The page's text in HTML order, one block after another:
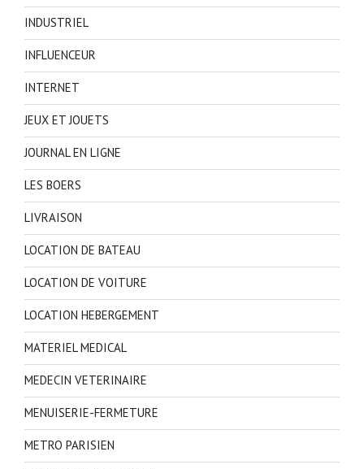
INDUSTRIEL
INFLUENCEUR
INTERNET
JEUX ET JOUETS
JOURNAL EN LIGNE
LES BOERS
LIVRAISON
LOCATION DE BATEAU
LOCATION DE VOITURE
LOCATION HEBERGEMENT
MATERIEL MEDICAL
MEDECIN VETERINAIRE
MENUISERIE-FERMETURE
METRO PARISIEN